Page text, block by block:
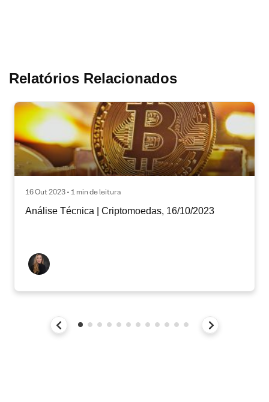
Relatórios Relacionados
16 Out 2023 • 1 min de leitura
Análise Técnica | Criptomoedas, 16/10/2023